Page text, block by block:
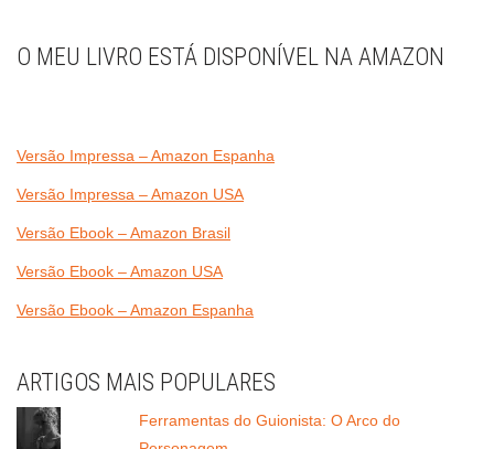
O MEU LIVRO ESTÁ DISPONÍVEL NA AMAZON
Versão Impressa – Amazon Espanha
Versão Impressa – Amazon USA
Versão Ebook – Amazon Brasil
Versão Ebook – Amazon USA
Versão Ebook – Amazon Espanha
ARTIGOS MAIS POPULARES
Ferramentas do Guionista: O Arco do